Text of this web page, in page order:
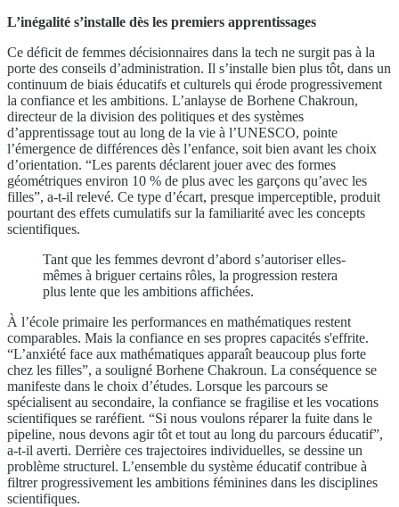
L’inégalité s’installe dès les premiers apprentissages
Ce déficit de femmes décisionnaires dans la tech ne surgit pas à la
porte des conseils d’administration. Il s’installe bien plus tôt, dans un
continuum de biais éducatifs et culturels qui érode progressivement
la confiance et les ambitions. L’anlayse de Borhene Chakroun,
directeur de la division des politiques et des systèmes
d’apprentissage tout au long de la vie à l’UNESCO, pointe
l’émergence de différences dès l’enfance, soit bien avant les choix
d’orientation. “Les parents déclarent jouer avec des formes
géométriques environ 10 % de plus avec les garçons qu’avec les
filles”, a-t-il relevé. Ce type d’écart, presque imperceptible, produit
pourtant des effets cumulatifs sur la familiarité avec les concepts
scientifiques.
Tant que les femmes devront d’abord s’autoriser elles-
mêmes à briguer certains rôles, la progression restera
plus lente que les ambitions affichées.
À l’école primaire les performances en mathématiques restent
comparables. Mais la confiance en ses propres capacités s'effrite.
“L’anxiété face aux mathématiques apparaît beaucoup plus forte
chez les filles”, a souligné Borhene Chakroun. La conséquence se
manifeste dans le choix d’études. Lorsque les parcours se
spécialisent au secondaire, la confiance se fragilise et les vocations
scientifiques se raréfient. “Si nous voulons réparer la fuite dans le
pipeline, nous devons agir tôt et tout au long du parcours éducatif”,
a-t-il averti. Derrière ces trajectoires individuelles, se dessine un
problème structurel. L’ensemble du système éducatif contribue à
filtrer progressivement les ambitions féminines dans les disciplines
scientifiques.